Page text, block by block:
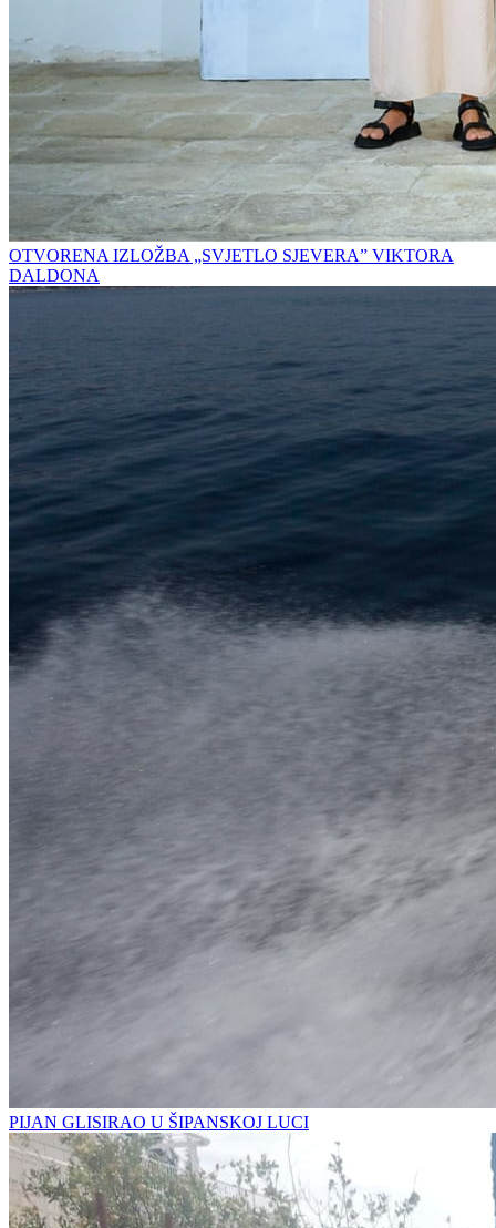
OTVORENA IZLOŽBA „SVJETLO SJEVERA” VIKTORA
DALDONA
PIJAN GLISIRAO U ŠIPANSKOJ LUCI